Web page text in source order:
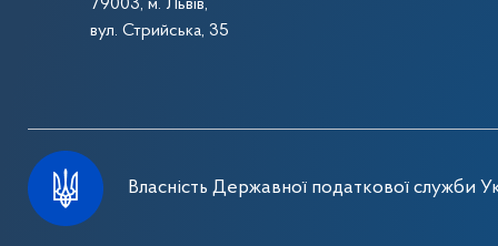
79003, м. Львів,
вул. Стрийська, 35
Власність Державної податкової служби